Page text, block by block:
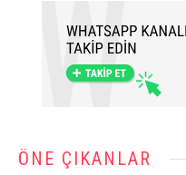
ÖNE ÇIKANLAR